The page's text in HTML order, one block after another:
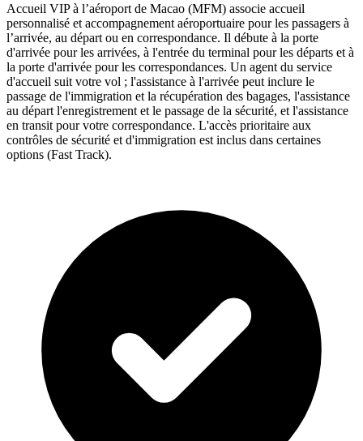
Accueil VIP à l’aéroport de Macao (MFM) associe accueil
personnalisé et accompagnement aéroportuaire pour les passagers à
l’arrivée, au départ ou en correspondance. Il débute à la porte
d'arrivée pour les arrivées, à l'entrée du terminal pour les départs et à
la porte d'arrivée pour les correspondances. Un agent du service
d'accueil suit votre vol ; l'assistance à l'arrivée peut inclure le
passage de l'immigration et la récupération des bagages, l'assistance
au départ l'enregistrement et le passage de la sécurité, et l'assistance
en transit pour votre correspondance. L'accès prioritaire aux
contrôles de sécurité et d'immigration est inclus dans certaines
options (Fast Track).